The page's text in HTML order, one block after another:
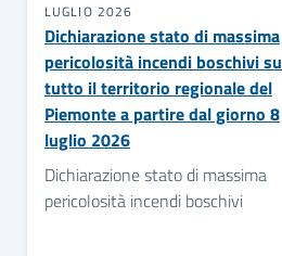
LUGLIO 2026
Dichiarazione stato di massima
pericolosità incendi boschivi su
tutto il territorio regionale del
Piemonte a partire dal giorno 8
luglio 2026
Dichiarazione stato di massima
pericolosità incendi boschivi